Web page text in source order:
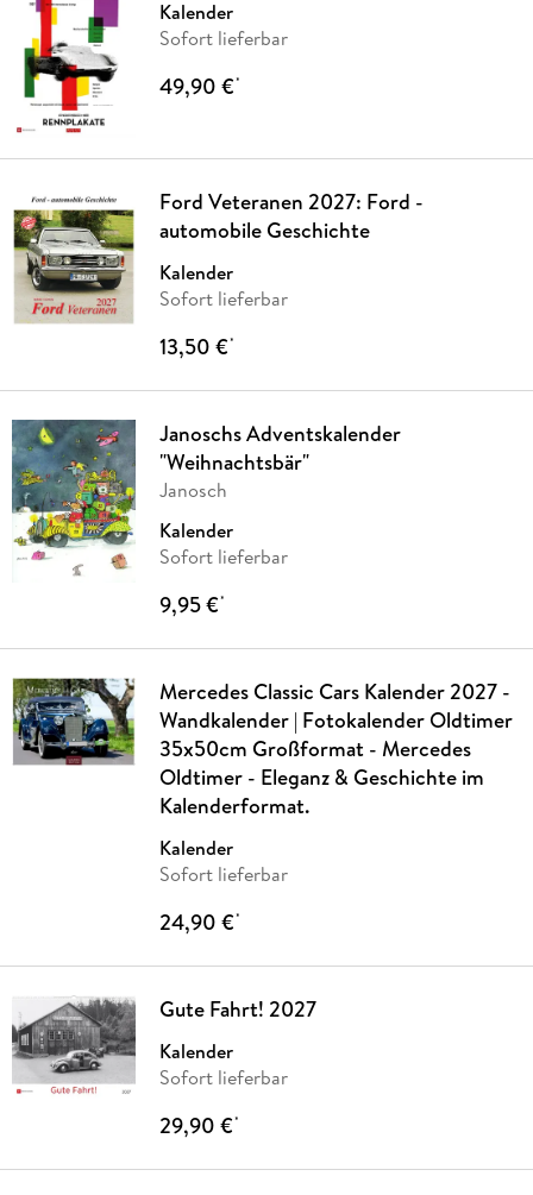
Kalender
Sofort lieferbar
49,90 €*
Ford Veteranen 2027: Ford -
automobile Geschichte
Kalender
Sofort lieferbar
13,50 €*
Janoschs Adventskalender
"Weihnachtsbär"
Janosch
Kalender
Sofort lieferbar
9,95 €*
Mercedes Classic Cars Kalender 2027 -
Wandkalender | Fotokalender Oldtimer
35x50cm Großformat - Mercedes
Oldtimer - Eleganz & Geschichte im
Kalenderformat.
Kalender
Sofort lieferbar
24,90 €*
Gute Fahrt! 2027
Kalender
Sofort lieferbar
29,90 €*